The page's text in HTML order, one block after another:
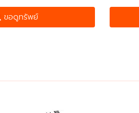
ขอดูทรัพย์